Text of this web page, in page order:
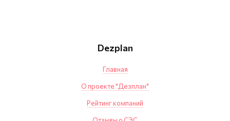
Dezplan
Главная
О проекте "Дезплан"
Рейтинг компаний